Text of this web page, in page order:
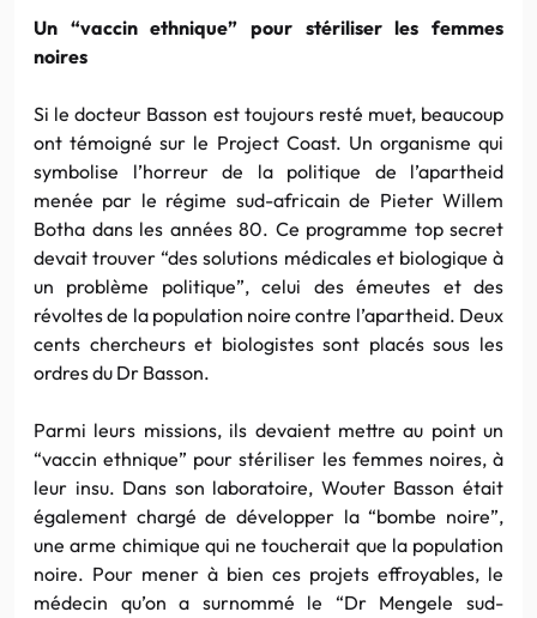
Un “vaccin ethnique” pour stériliser les femmes
noires
Si le docteur Basson est toujours resté muet, beaucoup
ont témoigné sur le Project Coast. Un organisme qui
symbolise l’horreur de la politique de l’apartheid
menée par le régime sud-africain de Pieter Willem
Botha dans les années 80. Ce programme top secret
devait trouver “des solutions médicales et biologique à
un problème politique”, celui des émeutes et des
révoltes de la population noire contre l’apartheid. Deux
cents chercheurs et biologistes sont placés sous les
ordres du Dr Basson.
Parmi leurs missions, ils devaient mettre au point un
“vaccin ethnique” pour stériliser les femmes noires, à
leur insu. Dans son laboratoire, Wouter Basson était
également chargé de développer la “bombe noire”,
une arme chimique qui ne toucherait que la population
noire. Pour mener à bien ces projets effroyables, le
médecin qu’on a surnommé le “Dr Mengele sud-